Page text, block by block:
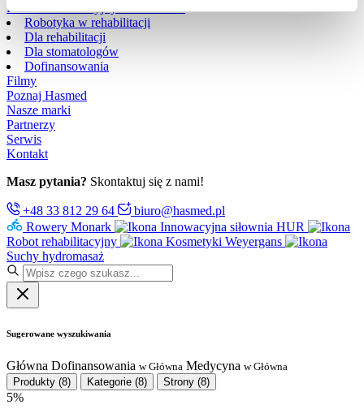
Robot rehabilitacyjny ROBERT®
Robotyka w rehabilitacji
Dla rehabilitacji
Dla stomatologów
Dofinansowania
Filmy
Poznaj Hasmed
Nasze marki
Partnerzy
Serwis
Kontakt
Masz pytania? Skontaktuj się z nami!
+48 33 812 29 64
biuro@hasmed.pl
Rowery Monark
Innowacyjna siłownia HUR
Robot rehabilitacyjny
Kosmetyki Weyergans
Suchy hydromasaż
Sugerowane wyszukiwania
Główna Dofinansowania w Główna Medycyna w Główna
Produkty (8) Kategorie (8) Strony (8)
5%